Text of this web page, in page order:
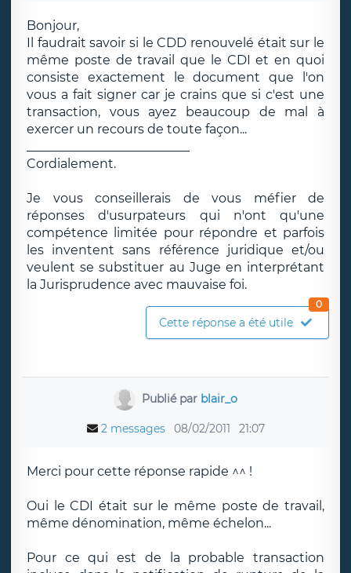
Bonjour,
Il faudrait savoir si le CDD renouvelé était sur le
même poste de travail que le CDI et en quoi
consiste exactement le document que l'on
vous a fait signer car je crains que si c'est une
transaction, vous ayez beaucoup de mal à
exercer un recours de toute façon...
Cordialement.
Je vous conseillerais de vous méfier de
réponses d'usurpateurs qui n'ont qu'une
compétence limitée pour répondre et parfois
les inventent sans référence juridique et/ou
veulent se substituer au Juge en interprétant
la Jurisprudence avec mauvaise foi.
Cette réponse a été utile
0
Publié par blair_o
2 messages 08/02/2011 21:07
Merci pour cette réponse rapide ^^ !
Oui le CDI était sur le même poste de travail,
même dénomination, même échelon...
Pour ce qui est de la probable transaction